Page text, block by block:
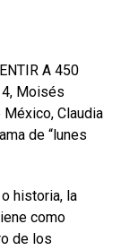
A 450
4, Moisés
México, Claudia
de “lunes
historia, la
como
de los